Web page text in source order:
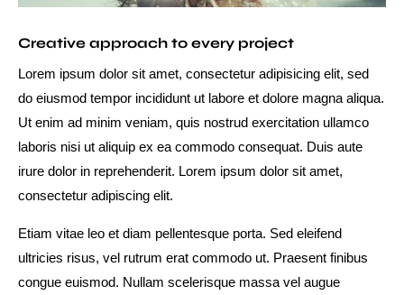
Creative approach to every project
Lorem ipsum dolor sit amet, consectetur adipisicing elit, sed
do eiusmod tempor incididunt ut labore et dolore magna aliqua.
Ut enim ad minim veniam, quis nostrud exercitation ullamco
laboris nisi ut aliquip ex ea commodo consequat. Duis aute
irure dolor in reprehenderit. Lorem ipsum dolor sit amet,
consectetur adipiscing elit.
Etiam vitae leo et diam pellentesque porta. Sed eleifend
ultricies risus, vel rutrum erat commodo ut. Praesent finibus
congue euismod. Nullam scelerisque massa vel augue